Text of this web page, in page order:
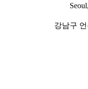
강남구